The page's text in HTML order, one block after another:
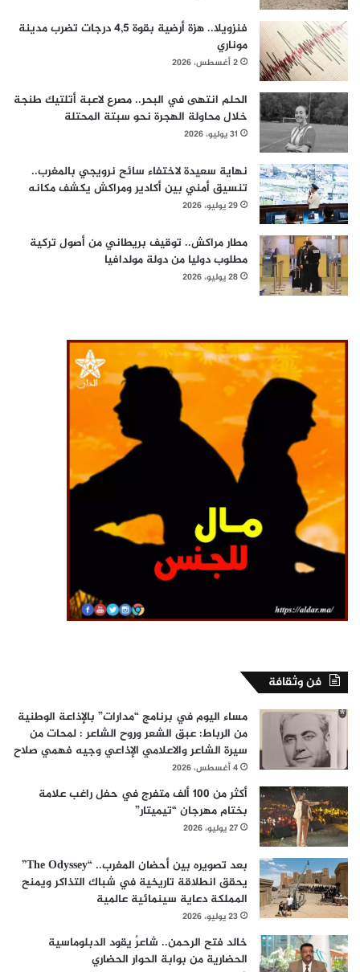
فنزويلا.. هزة أرضية بقوة 4,5 درجات تضرب مدينة
موناري
2 أغسطس، 2026
الحلم انتهى في البحر.. مصرع لاعبة أتلتيك طنجة
خلال محاولة الهجرة نحو سبتة المحتلة
31 يوليو، 2026
نهاية سعيدة لاختفاء سائح نرويجي بالمغرب..
تنسيق أمني بين أكادير ومراكش يكشف مكانه
29 يوليو، 2026
مطار مراكش.. توقيف بريطاني من أصول تركية
مطلوب دوليا من دولة مولدافيا
28 يوليو، 2026
فن وثقافة
مساء اليوم في برنامج “مدارات” بالإذاعة الوطنية
من الرباط: عبق الشعر وروح الشاعر : لمحات من
سيرة الشاعر والاعلامي الإذاعي وجيه فهمي صلاح
4 أغسطس، 2026
أكثر من 100 ألف متفرج في حفل راغب علامة
بختام مهرجان “تيميتار”
27 يوليو، 2026
بعد تصويره بين أحضان المغرب.. “The Odyssey”
يحقق انطلاقة تاريخية في شباك التذاكر ويمنح
المملكة دعاية سينمائية عالمية
23 يوليو، 2026
خالد فتح الرحمن.. شاعرٌ يقود الدبلوماسية
الحضارية من بوابة الحوار الحضاري